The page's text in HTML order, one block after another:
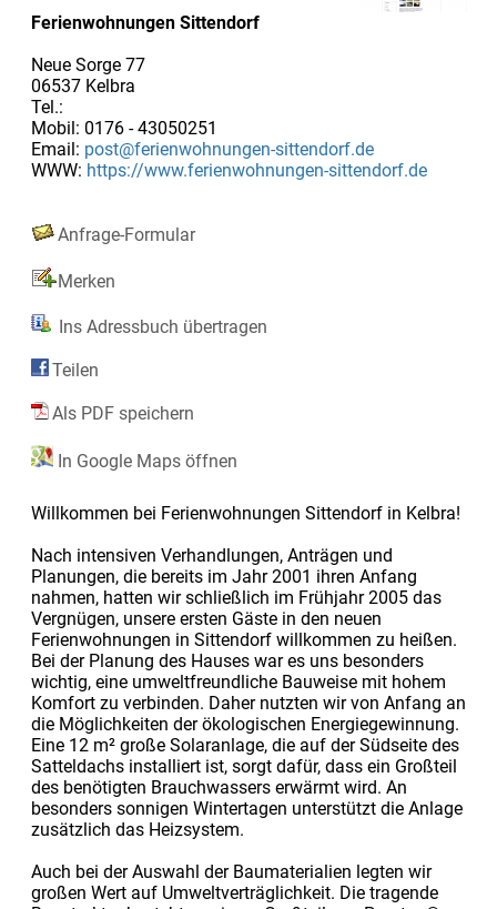
Ferienwohnungen Sittendorf
Neue Sorge 77
06537 Kelbra
Tel.:
Mobil: 0176 - 43050251
Email: post@ferienwohnungen-sittendorf.de
WWW: https://www.ferienwohnungen-sittendorf.de
Anfrage-Formular
Merken
Ins Adressbuch übertragen
Teilen
Als PDF speichern
In Google Maps öffnen
Willkommen bei Ferienwohnungen Sittendorf in Kelbra!
Nach intensiven Verhandlungen, Anträgen und
Planungen, die bereits im Jahr 2001 ihren Anfang
nahmen, hatten wir schließlich im Frühjahr 2005 das
Vergnügen, unsere ersten Gäste in den neuen
Ferienwohnungen in Sittendorf willkommen zu heißen.
Bei der Planung des Hauses war es uns besonders
wichtig, eine umweltfreundliche Bauweise mit hohem
Komfort zu verbinden. Daher nutzten wir von Anfang an
die Möglichkeiten der ökologischen Energiegewinnung.
Eine 12 m² große Solaranlage, die auf der Südseite des
Satteldachs installiert ist, sorgt dafür, dass ein Großteil
des benötigten Brauchwassers erwärmt wird. An
besonders sonnigen Wintertagen unterstützt die Anlage
zusätzlich das Heizsystem.
Auch bei der Auswahl der Baumaterialien legten wir
großen Wert auf Umweltverträglichkeit. Die tragende